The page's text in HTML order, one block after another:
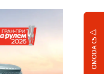
OMODA C5